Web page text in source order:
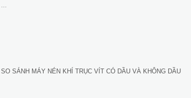
SO SÁNH MÁY NÉN KHÍ TRỤC VÍT CÓ DẦU VÀ KHÔNG DẦU